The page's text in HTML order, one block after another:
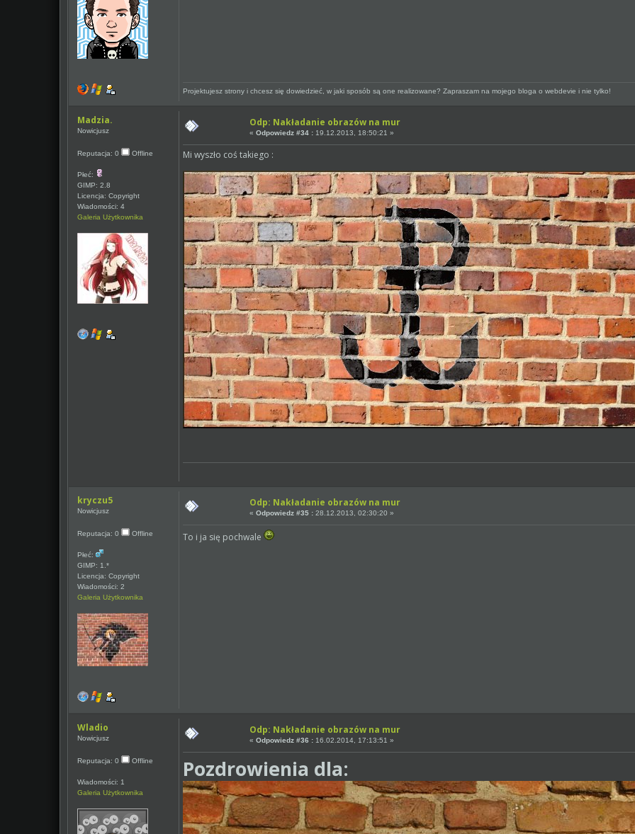
Projektujesz strony i chcesz się dowiedzieć, w jaki sposób są one realizowane? Zapraszam na mojego bloga o webdevie i nie tylko!
Madzia.
Nowicjusz
Reputacja: 0 Offline
Płeć:
GIMP: 2.8
Licencja: Copyright
Wiadomości: 4
Galeria Użytkownika
Odp: Nakładanie obrazów na mur
« Odpowiedz #34 :19.12.2013, 18:50:21 »
Mi wyszło coś takiego :
kryczu5
Nowicjusz
Reputacja: 0 Offline
Płeć:
GIMP: 1.*
Licencja: Copyright
Wiadomości: 2
Galeria Użytkownika
Odp: Nakładanie obrazów na mur
« Odpowiedz #35 :28.12.2013, 02:30:20 »
To i ja się pochwale
Wladio
Nowicjusz
Reputacja: 0 Offline
Wiadomości: 1
Galeria Użytkownika
Odp: Nakładanie obrazów na mur
« Odpowiedz #36 :16.02.2014, 17:13:51 »
Pozdrowienia dla: